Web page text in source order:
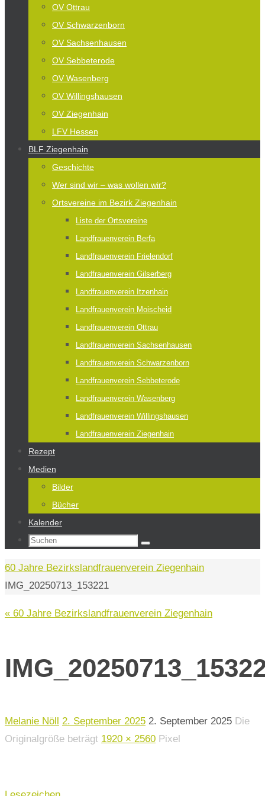
OV Ottrau
OV Schwarzenborn
OV Sachsenhausen
OV Sebbeterode
OV Wasenberg
OV Willingshausen
OV Ziegenhain
LFV Hessen
BLF Ziegenhain
Geschichte
Wer sind wir – was wollen wir?
Ortsvereine im Bezirk Ziegenhain
Liste der Ortsvereine
Landfrauenverein Berfa
Landfrauenverein Frielendorf
Landfrauenverein Gilserberg
Landfrauenverein Itzenhain
Landfrauenverein Moischeid
Landfrauenverein Ottrau
Landfrauenverein Sachsenhausen
Landfrauenverein Schwarzenborn
Landfrauenverein Sebbeterode
Landfrauenverein Wasenberg
Landfrauenverein Willingshausen
Landfrauenverein Ziegenhain
Rezept
Medien
Bilder
Bücher
Kalender
Suchen
Suchen
Start
60 Jahre Bezirkslandfrauenverein Ziegenhain
IMG_20250713_153221
« 60 Jahre Bezirkslandfrauenverein Ziegenhain
Melanie Nöll 2. September 2025 2. September 2025 Die
Originalgröße beträgt 1920 × 2560 Pixel